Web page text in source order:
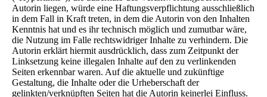
Autorin liegen, würde eine Haftungsverpflichtung ausschließlich
in dem Fall in Kraft treten, in dem die Autorin von den Inhalten
Kenntnis hat und es ihr technisch möglich und zumutbar wäre,
die Nutzung im Falle rechtswidriger Inhalte zu verhindern. Die
Autorin erklärt hiermit ausdrücklich, dass zum Zeitpunkt der
Linksetzung keine illegalen Inhalte auf den zu verlinkenden
Seiten erkennbar waren. Auf die aktuelle und zukünftige
Gestaltung, die Inhalte oder die Urheberschaft der
gelinkten/verknüpften Seiten hat die Autorin keinerlei Einfluss.